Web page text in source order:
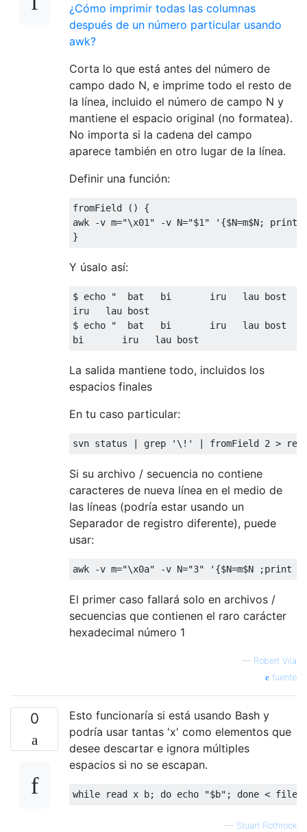
¿Cómo imprimir todas las columnas
después de un número particular usando
awk?
Corta lo que está antes del número de
campo dado N, e imprime todo el resto de
la línea, incluido el número de campo N y
mantiene el espacio original (no formatea).
No importa si la cadena del campo
aparece también en otro lugar de la línea.
Definir una función:
fromField ()
{
awk
-v m="\x01" -v N="$1"
'{$N=m$N; print
}
Y úsalo así:
$ echo
"  bat   bi       iru   lau bost
iru   lau bost
$ echo
"  bat   bi       iru   lau bost
bi       iru   lau bost
La salida mantiene todo, incluidos los
espacios finales
En tu caso particular:
svn status | grep '\!' | fromField 2 >
Si su archivo / secuencia no contiene
caracteres de nueva línea en el medio de
las líneas (podría estar usando un
Separador de registro diferente), puede
usar:
awk -v m="\x0a" -v N="3" '{$N=m$N ;print
El primer caso fallará solo en archivos /
secuencias que contienen el raro carácter
hexadecimal número 1
— Robert Vila
fuente
0
Esto funcionaría si está usando Bash y
podría usar tantas 'x' como elementos que
desee descartar e ignora múltiples
espacios si no se escapan.
while read x b; do echo "$b" ; done <
— Stuart Rothrock